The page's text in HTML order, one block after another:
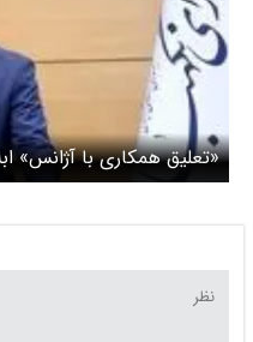
«تعلیق همکاری با آژانس»
«تشدید مجازات جاسوسی»